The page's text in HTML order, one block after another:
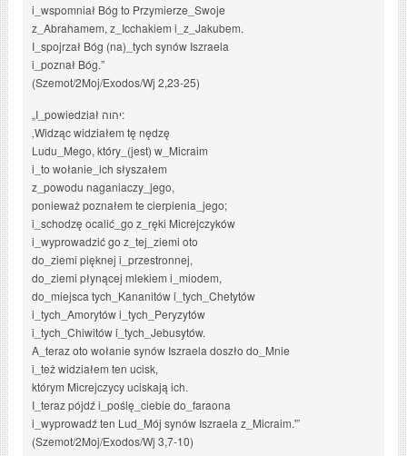
i_wspomniał Bóg to Przymierze_Swoje
z_Abrahamem, z_Icchakiem i_z_Jakubem.
I_spojrzał Bóg (na)_tych synów Iszraela
i_poznał Bóg.”
(Szemot/2Moj/Exodos/Wj 2,23-25)
„I_powiedział יהוה:
‚Widząc widziałem tę nędzę
Ludu_Mego, który_(jest) w_Micraim
i_to wołanie_ich słyszałem
z_powodu naganiaczy_jego,
ponieważ poznałem te cierpienia_jego;
i_schodzę ocalić_go z_ręki Micrejczyków
i_wyprowadzić go z_tej_ziemi oto
do_ziemi pięknej i_przestronnej,
do_ziemi płynącej mlekiem i_miodem,
do_miejsca tych_Kananitów i_tych_Chetytów
i_tych_Amorytów i_tych_Peryzytów
i_tych_Chiwitów i_tych_Jebusytów.
A_teraz oto wołanie synów Iszraela doszło do_Mnie
i_też widziałem ten ucisk,
którym Micrejczycy uciskają ich.
I_teraz pójdź i_poślę_ciebie do_faraona
i_wyprowadź ten Lud_Mój synów Iszraela z_Micraim.'”
(Szemot/2Moj/Exodos/Wj 3,7-10)